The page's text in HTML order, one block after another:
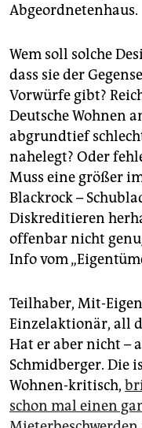
Abgeordnetenhaus.
Wem soll solche
dass sie der
Vorwürfe gibt?
Deutsche Wohnen
abgrundtief
nahelegt? Oder
Muss eine größer
Blackrock –
Diskreditieren
offenbar nicht
Info vom
Teilhaber, Mit-
Einzelaktionär, all
Hat er aber nicht –
Schmidberger. Die
Wohnen-kritisch,
schon mal einen